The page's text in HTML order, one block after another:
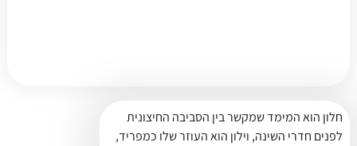
חלון הוא המימד שמקשר בין הסביבה החיצונית
לפנים חדרי השינה, וילון הוא העוזר שלו כמפריד,